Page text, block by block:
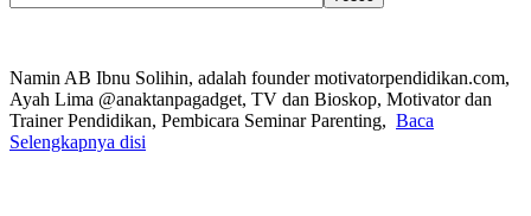
Namin AB Ibnu Solihin, adalah founder motivatorpendidikan.com,
Ayah Lima @anaktanpagadget, TV dan Bioskop, Motivator dan
Trainer Pendidikan, Pembicara Seminar Parenting, Baca
Selengkapnya disi